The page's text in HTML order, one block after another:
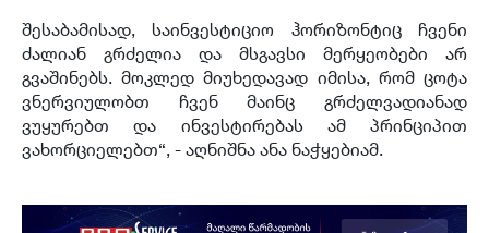
შესაბამისად, საინვესტიციო ჰორიზონტიც ჩვენი
ძალიან გრძელია და მსგავსი მერყეობები არ
გვაშინებს. მოკლედ მიუხედავად იმისა, რომ ცოტა
ვნერვიულობთ ჩვენ მაინც გრძელვადიანად
ვუყურებთ და ინვესტირებას ამ პრინციპით
ვახორციელებთ“, - აღნიშნა ანა ნაჭყებიამ.